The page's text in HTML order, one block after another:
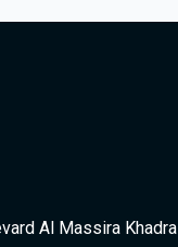
Al Massira Khadra